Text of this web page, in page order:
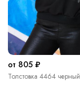
от 805 ₽
Толстовка 4464 черный